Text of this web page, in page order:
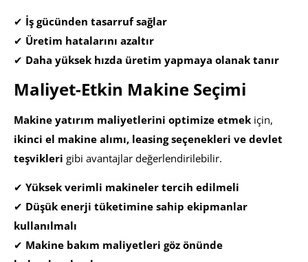
✔ İş gücünden tasarruf sağlar
✔ Üretim hatalarını azaltır
✔ Daha yüksek hızda üretim yapmaya olanak tanır
Maliyet-Etkin Makine Seçimi
Makine yatırım maliyetlerini optimize etmek için,
ikinci el makine alımı, leasing seçenekleri ve devlet
teşvikleri gibi avantajlar değerlendirilebilir.
✔ Yüksek verimli makineler tercih edilmeli
✔ Düşük enerji tüketimine sahip ekipmanlar
kullanılmalı
✔ Makine bakım maliyetleri göz önünde